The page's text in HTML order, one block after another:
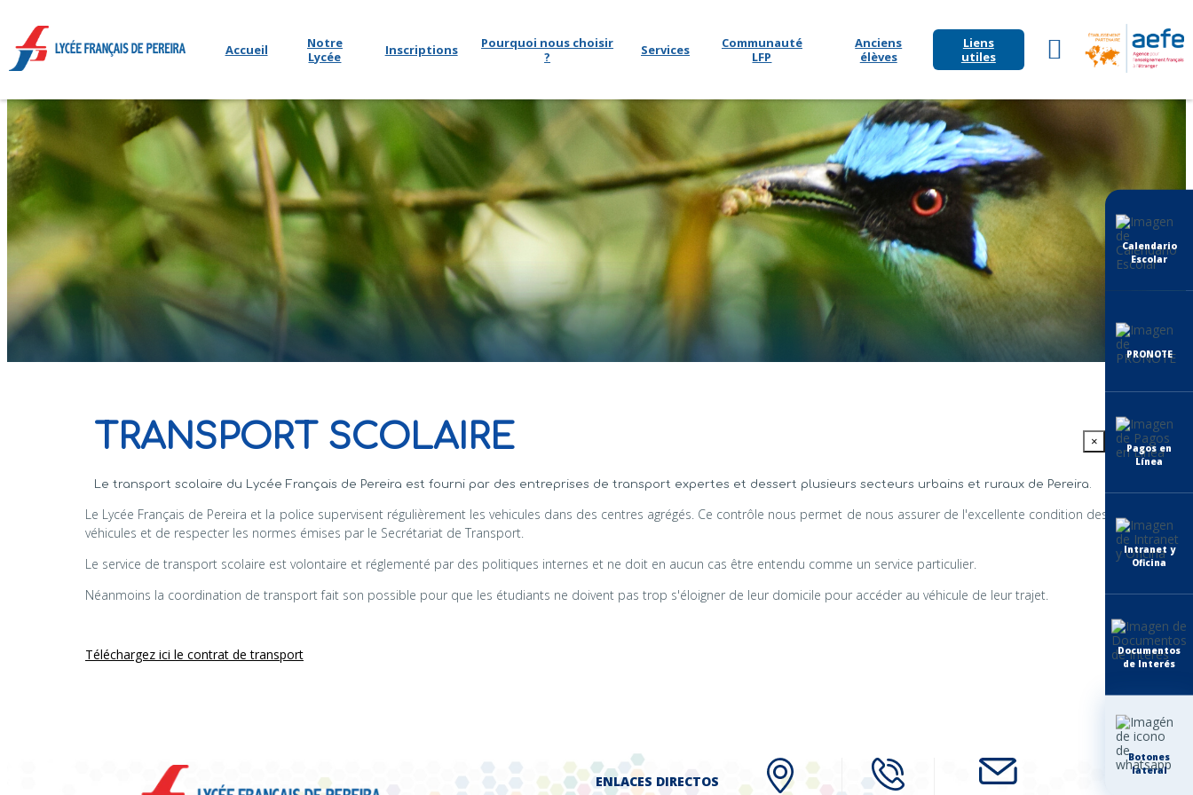
Accueil
Notre
Lycée
Inscriptions
Pourquoi nous choisir
?
Services
Communauté
LFP
Anciens
élèves
Liens
utiles
TRANSPORT SCOLAIRE
Le transport scolaire du Lycée Français de Pereira est fourni par des entreprises de transport expertes et dessert plusieurs secteurs urbains et ruraux de Pereira.
Le Lycée Français de Pereira et la police supervisent régulièrement les vehicules dans des centres agrégés. Ce contrôle nous permet de nous assurer de l'excellente condition des
véhicules et de respecter les normes émises par le Secrétariat de Transport.
Le service de transport scolaire est volontaire et réglementé par des politiques internes et ne doit en aucun cas être entendu comme un service particulier.
Néanmoins la coordination de transport fait son possible pour que les étudiants ne doivent pas trop s'éloigner de leur domicile pour accéder au véhicule de leur trajet.
Téléchargez ici le contrat de transport
Calendario
Escolar
PRONOTE
Pagos en
Línea
Intranet y
Oficina
Documentos
de Interés
Botones
lateral
ENLACES DIRECTOS
×